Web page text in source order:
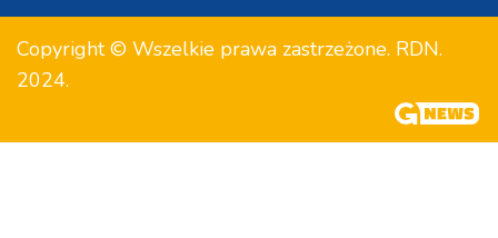
Copyright © Wszelkie prawa zastrzeżone. RDN.
2024.